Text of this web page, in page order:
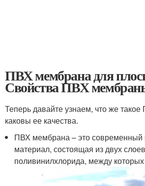
ПВХ мембрана для
Свойства ПВХ
Теперь давайте узнаем, что же
каковы ее качества.
ПВХ мембрана – это современный
материал, состоящая из двух
поливинилхлорида, между